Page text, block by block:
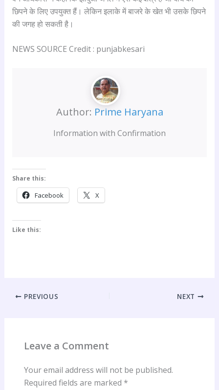
छिपने के लिए उपयुक्त हैं। लेकिन इलाके में बाजरे के खेत भी उसके छिपने
की जगह हो सकती है।
NEWS SOURCE Credit : punjabkesari
Author: Prime Haryana
Information with Confirmation
Share this:
Facebook X
Like this:
PREVIOUS NEXT
Leave a Comment
Your email address will not be published.
Required fields are marked *